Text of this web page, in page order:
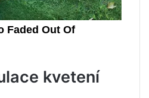
kvetení